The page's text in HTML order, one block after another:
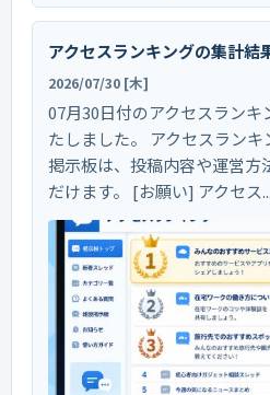
アクセスランキングの集計結
2026/07/30 [木]
07月30日付のアクセスラン
たしました。 アクセスラン
掲示板は、投稿内容や運営方
だけます。 [お願い] アクセス...